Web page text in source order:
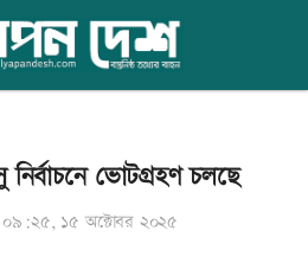
ভোটগ্রহণ চলছে
০৯:২৫, ১৫ অক্টোবর ২০২৫